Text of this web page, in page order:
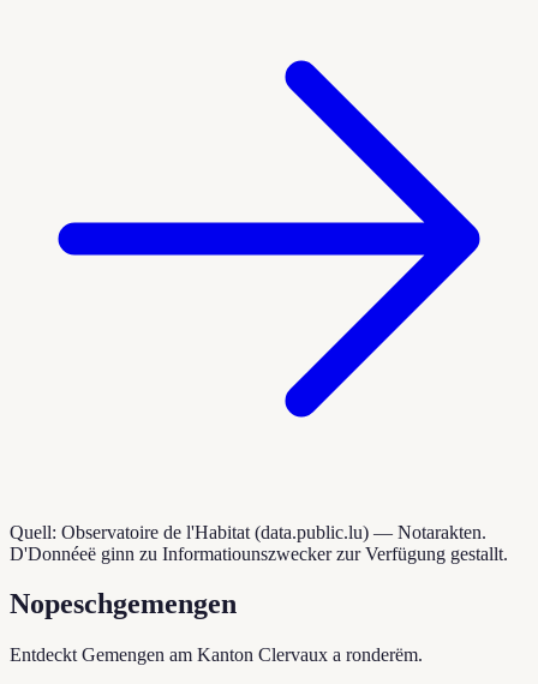
Quell: Observatoire de l'Habitat (data.public.lu) — Notarakten.
D'Donnéeë ginn zu Informatiounszwecker zur Verfügung gestallt.
Nopeschgemengen
Entdeckt Gemengen am Kanton Clervaux a ronderëm.